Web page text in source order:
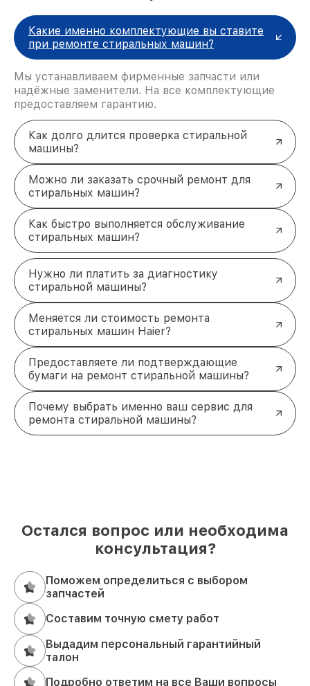
механизм.
Сбой в работе платы управления
или полной неактивностью устройства. Плата
восстанавливается или заменяется.
Преимущества
профессионального подхода к
ремонту Haier
сроки.
Использование оригинальных запчастей
Это гарантирует надёжность и долгий срок
службы.
Прозрачная стоимость
. Полная информация
о цене до начала работ.
Гарантийный срок. На все виды ремонта
выдаётся гарантия.
Заключение
Чистая и исправная стиральная машина Haier —
залог комфорта в вашем доме. Если устройство
перестало справляться со своими задачами, не
откладывайте обращение за помощью.
Профессиональный ремонт с использованием
оригинальных комплектующих позволит продлить
срок службы вашей техники.
Позвоните нам по телефону+7 (495) 152-68-30
или посетите офис по адресуулица Сущёвский
Вал, 5с1, чтобы согласовать выезд мастера и
Какие именно комплектующие вы ставите
при ремонте стиральных машин?
Мы устанавливаем фирменные запчасти или
надёжные заменители. На все комплектующие
предоставляем гарантию.
Как долго длится проверка стиральной
машины?
Можно ли заказать срочный ремонт для
стиральных машин?
Как быстро выполняется обслуживание
стиральных машин?
Нужно ли платить за диагностику
стиральной машины?
Меняется ли стоимость ремонта
стиральных машин Haier?
Предоставляете ли подтверждающие
бумаги на ремонт стиральной машины?
Почему выбрать именно ваш сервис для
ремонта стиральной машины?
Остался вопрос или необходима
консультация?
Поможем определиться с выбором
запчастей
Составим точную смету работ
Выдадим персональный гарантийный
талон
Подробно ответим на все Ваши вопросы